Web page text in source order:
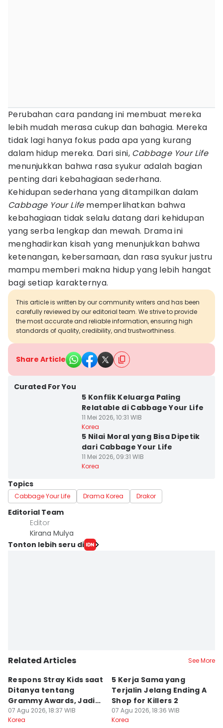
Perubahan cara pandang ini membuat mereka
lebih mudah merasa cukup dan bahagia. Mereka
tidak lagi hanya fokus pada apa yang kurang
dalam hidup mereka. Dari sini, Cabbage Your Life
menunjukkan bahwa rasa syukur adalah bagian
penting dari kebahagiaan sederhana.
Kehidupan sederhana yang ditampilkan dalam
Cabbage Your Lifememperlihatkan bahwa
kebahagiaan tidak selalu datang dari kehidupan
yang serba lengkap dan mewah. Drama ini
menghadirkan kisah yang menunjukkan bahwa
ketenangan, kebersamaan, dan rasa syukur justru
mampu memberi makna hidup yang lebih hangat
bagi setiap karakternya.
This article is written by our community writers and has been
carefully reviewed by our editorial team. We strive to provide
the most accurate and reliable information, ensuring high
standards of quality, credibility, and trustworthiness.
Share Article
Curated For You
5 Konflik Keluarga Paling
Relatable di Cabbage Your Life
11 Mei 2026, 10:31 WIB
Korea
5 Nilai Moral yang Bisa Dipetik
dari Cabbage Your Life
11 Mei 2026, 09:31 WIB
Korea
Topics
Cabbage Your Life Drama Korea Drakor
Editorial Team
Editor
Kirana Mulya
Tonton lebih seru di
Related Articles See More
Respons Stray Kids saat
Ditanya tentang
Grammy Awards, Jadi
Sorotan!
07 Agu 2026, 18:37 WIB
Korea
5 Kerja Sama yang
Terjalin Jelang Ending A
Shop for Killers 2
07 Agu 2026, 18:36 WIB
Korea